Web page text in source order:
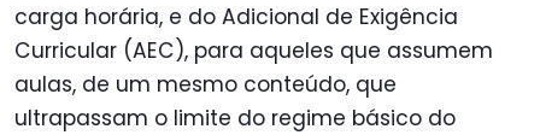
carga horária, e do Adicional de Exigência
Curricular (AEC), para aqueles que assumem
aulas, de um mesmo conteúdo, que
ultrapassam o limite do regime básico do